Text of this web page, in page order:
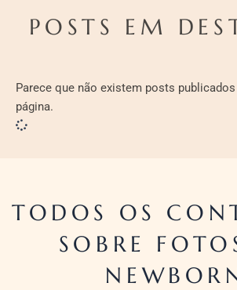
POSTS EM
Parece que não existem posts
página.
TODOS OS
SOBRE